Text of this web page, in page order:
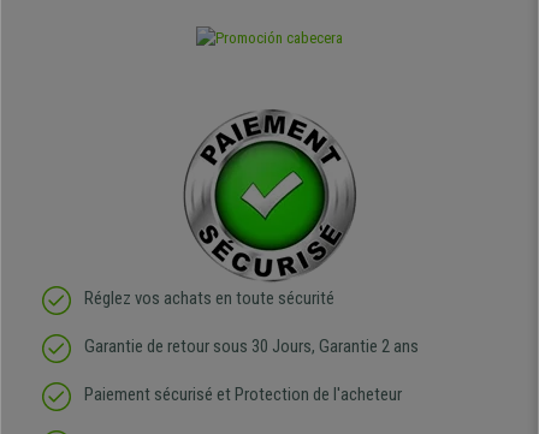
Réglez vos achats en toute sécurité
Garantie de retour sous 30 Jours, Garantie 2 ans
Paiement sécurisé et Protection de l'acheteur